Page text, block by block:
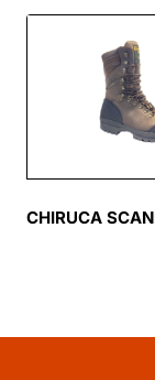
CHIRUCA